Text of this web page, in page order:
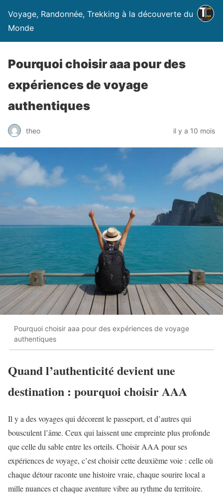
Voyage, Randonnée, Trekking à la découverte du
Monde
Pourquoi choisir aaa pour des
expériences de voyage
authentiques
theo il y a 10 mois
Pourquoi choisir aaa pour des expériences de voyage
authentiques
Quand l’authenticité devient une
destination : pourquoi choisir AAA
Il y a des voyages qui décorent le passeport, et d’autres qui
bousculent l’âme. Ceux qui laissent une empreinte plus profonde
que celle du sable entre les orteils. Choisir AAA pour ses
expériences de voyage, c’est choisir cette deuxième voie : celle où
chaque détour raconte une histoire vraie, chaque sourire local a
mille nuances et chaque aventure vibre au rythme du territoire.